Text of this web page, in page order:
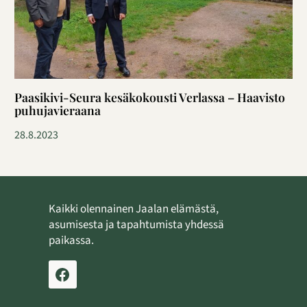
Paasikivi-Seura kesäkokousti Verlassa – Haavisto
puhujavieraana
28.8.2023
Kaikki olennainen Jaalan elämästä,
asumisesta ja tapahtumista yhdessä
paikassa.